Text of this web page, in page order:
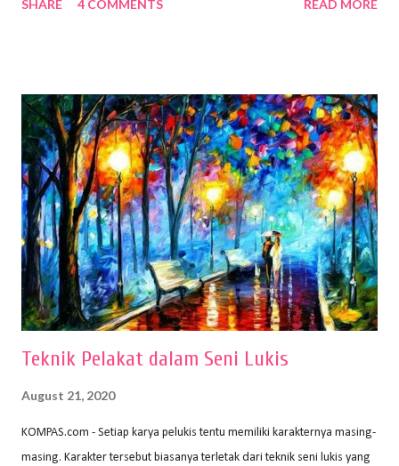
sehingga hasilnya bisa dilihat. Peran alat dan bahan sangat
memiliki spesifikasi berbeda sesuai jenisnya. Berikut peralatan
menggambar bentuk: 1. Kertas Gambar Kegiatan menggambar
membutuhkan kertas yang baik agar proses pembuatan gambar lebih
nyaman dan maksimal. Bahan kertas yang baik salah satu syaratnya
adalah tidak mudah sobek, mengingat menggambar merupakan
proses menggores dan menghapus. Kertas adalah bahan yang paling
ideal digunakan untuk menggambar. Dalam menggambar
menggunakan pen...
SHARE 4 COMMENTS READ MORE
Teknik Pelakat dalam Seni Lukis
August 21, 2020
KOMPAS.com - Setiap karya pelukis tentu memiliki karakternya masing-
masing. Karakter tersebut biasanya terletak dari teknik seni lukis yang